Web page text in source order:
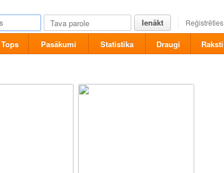
Ienākt Reģistrēties
Tops Pasākumi Statistika Draugi Raksti